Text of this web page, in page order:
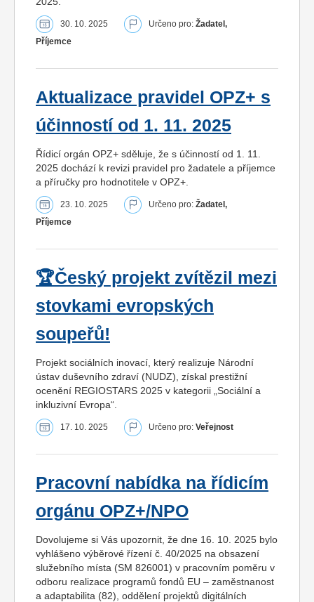
30. 10. 2025 Určeno pro: Žadatel,
Příjemce
Aktualizace pravidel OPZ+ s
účinností od 1. 11. 2025
Řídicí orgán OPZ+ sděluje, že s účinností od 1. 11.
2025 dochází k revizi pravidel pro žadatele a příjemce
a příručky pro hodnotitele v OPZ+.
23. 10. 2025 Určeno pro: Žadatel,
Příjemce
🏆Český projekt zvítězil mezi
stovkami evropských
soupeřů!
Projekt sociálních inovací, který realizuje Národní
ústav duševního zdraví (NUDZ), získal prestižní
ocenění REGIOSTARS 2025 v kategorii „Sociální a
inkluzivní Evropa“.
17. 10. 2025 Určeno pro: Veřejnost
Pracovní nabídka na řídicím
orgánu OPZ+/NPO
Dovolujeme si Vás upozornit, že dne 16. 10. 2025 bylo
vyhlášeno výběrové řízení č. 40/2025 na obsazení
služebního místa (SM 826001) v pracovním poměru v
odboru realizace programů fondů EU – zaměstnanost
a adaptabilita (82), oddělení projektů digitálních